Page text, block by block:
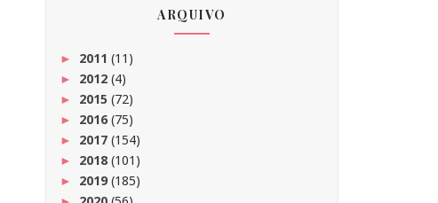
ARQUIVO
► 2011 (11)
► 2012 (4)
► 2015 (72)
► 2016(75)
► 2017 (154)
► 2018 (101)
► 2019(185)